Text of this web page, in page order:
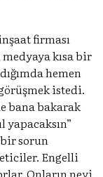
firması
kısa bir
hemen
istedi.
bana bakarak
yapacaksın”
sorun
Engelli
Onların neyi